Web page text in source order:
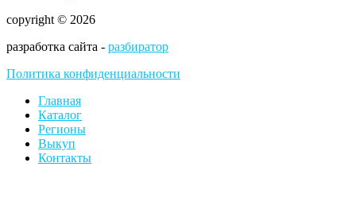
copyright © 2026
разработка сайта - разбиратор
Политика конфиденциальности
Главная
Каталог
Регионы
Выкуп
Контакты